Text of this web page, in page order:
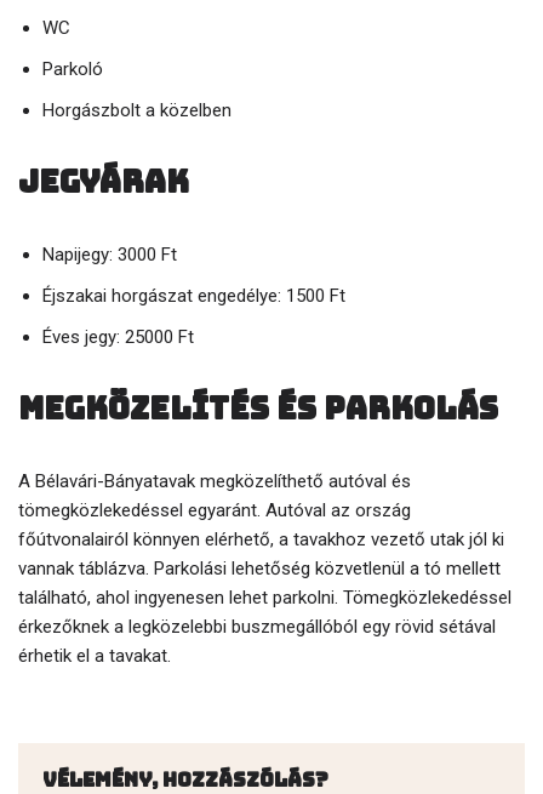
WC
Parkoló
Horgászbolt a közelben
Jegyárak
Napijegy: 3000 Ft
Éjszakai horgászat engedélye: 1500 Ft
Éves jegy: 25000 Ft
Megközelítés és parkolás
A Bélavári-Bányatavak megközelíthető autóval és
tömegközlekedéssel egyaránt. Autóval az ország
főútvonalairól könnyen elérhető, a tavakhoz vezető utak jól ki
vannak táblázva. Parkolási lehetőség közvetlenül a tó mellett
található, ahol ingyenesen lehet parkolni. Tömegközlekedéssel
érkezőknek a legközelebbi buszmegállóból egy rövid sétával
érhetik el a tavakat.
Vélemény, hozzászólás?